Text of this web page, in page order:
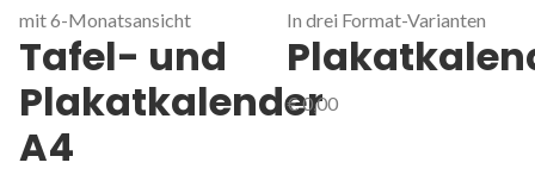
mit 6-Monatsansicht
Tafel- und
Plakatkalender
A4
In drei Format-Varianten
€0,00